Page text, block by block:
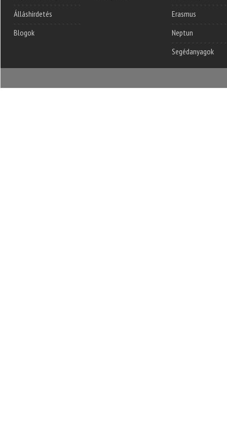
Álláshirdetés
Blogok
Erasmus
Neptun
Segédanyagok